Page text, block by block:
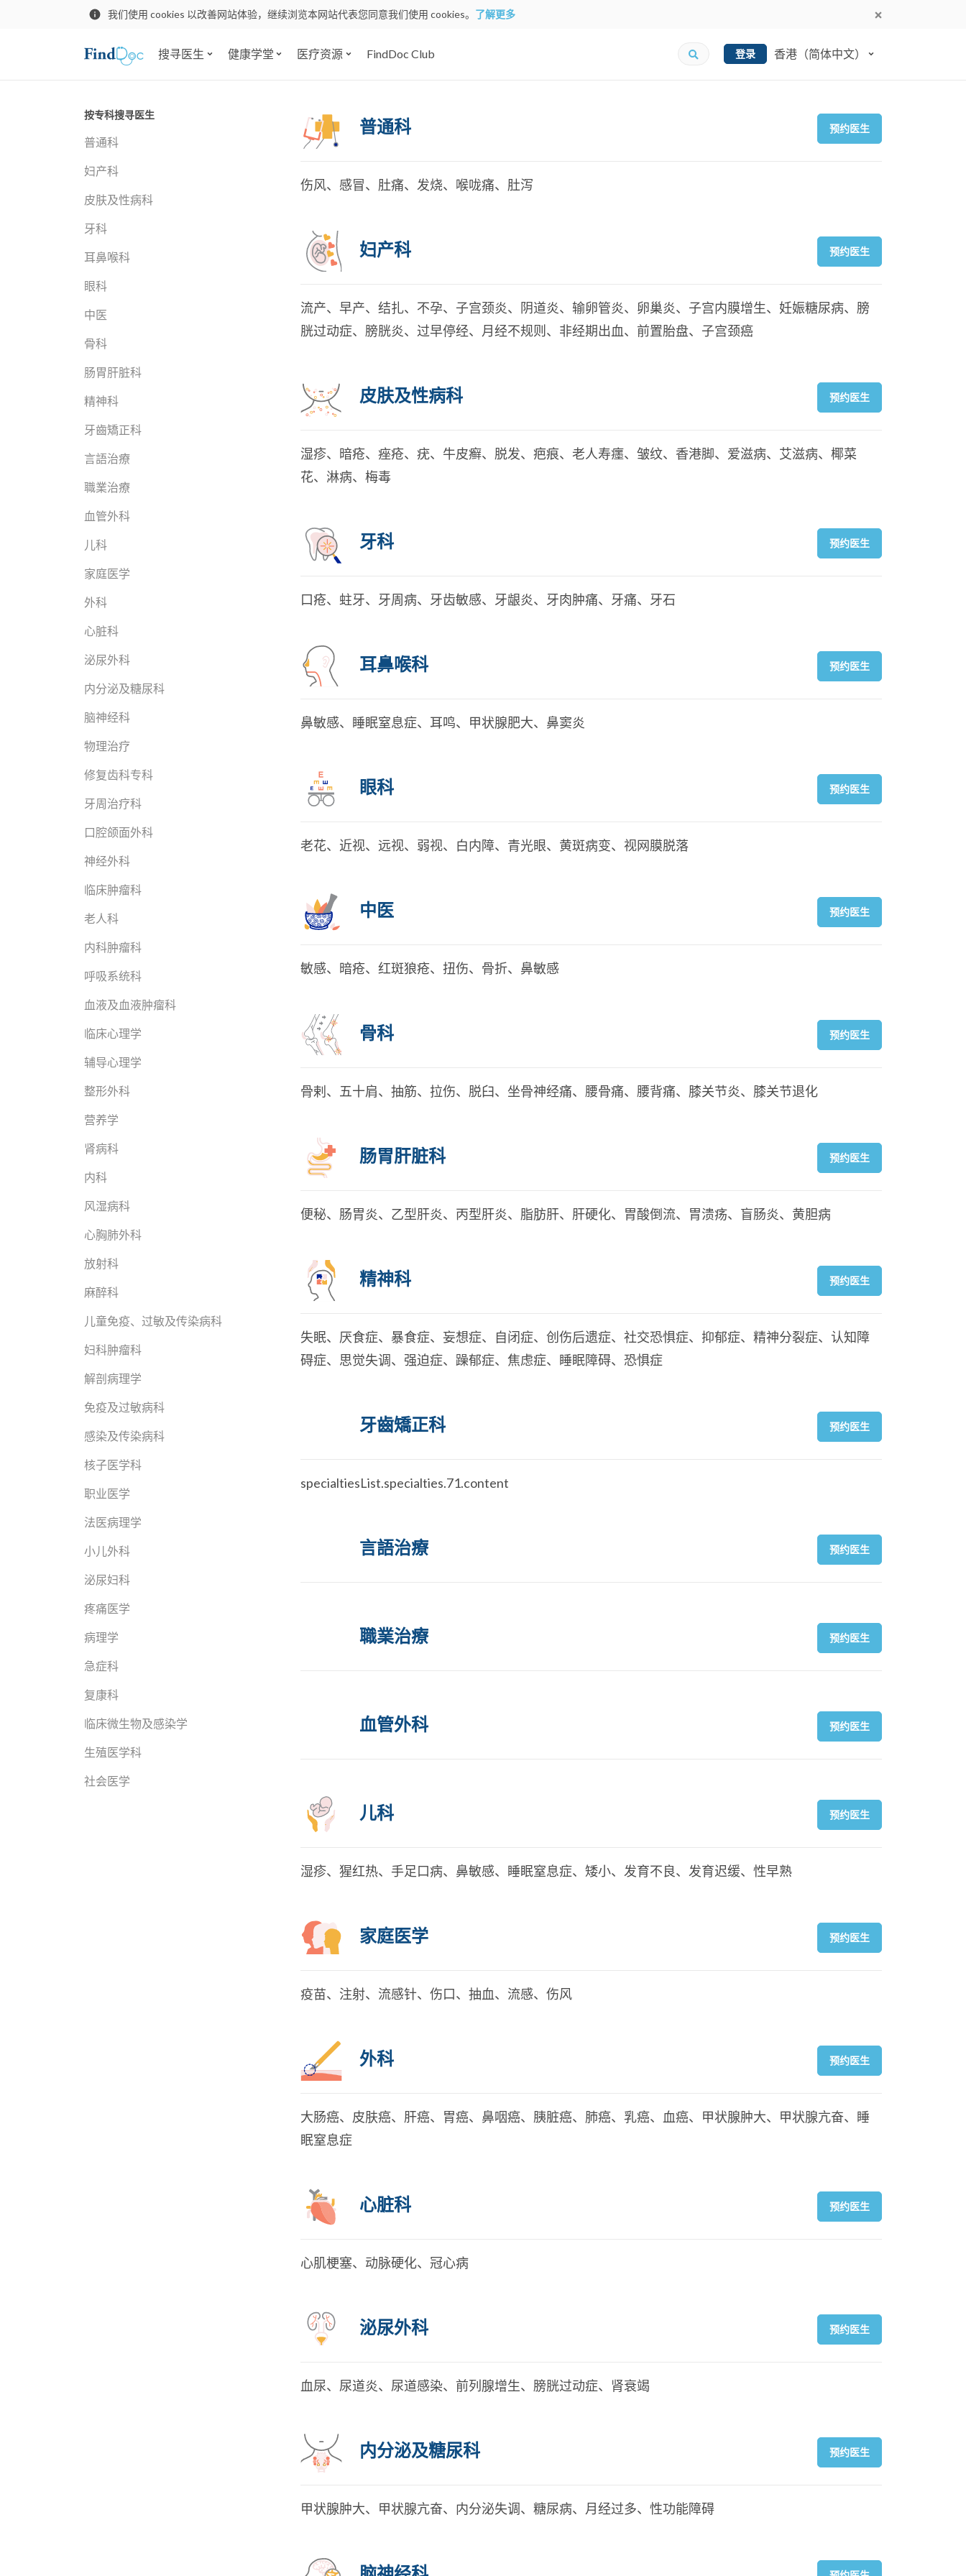
我们使用 cookies 以改善网站体验，继续浏览本网站代表您同意我们使用 cookies。 了解更多
搜寻医生 健康学堂 医疗资源 FindDoc Club 登录 香港（简体中文）
按专科搜寻医生
普通科
妇产科
皮肤及性病科
牙科
耳鼻喉科
眼科
中医
骨科
肠胃肝脏科
精神科
牙齒矯正科
言語治療
職業治療
血管外科
儿科
家庭医学
外科
心脏科
泌尿外科
内分泌及糖尿科
脑神经科
物理治疗
修复齿科专科
牙周治疗科
口腔颌面外科
神经外科
临床肿瘤科
老人科
内科肿瘤科
呼吸系统科
血液及血液肿瘤科
临床心理学
辅导心理学
整形外科
营养学
肾病科
内科
风湿病科
心胸肺外科
放射科
麻醉科
儿童免疫、过敏及传染病科
妇科肿瘤科
解剖病理学
免疫及过敏病科
感染及传染病科
核子医学科
职业医学
法医病理学
小儿外科
泌尿妇科
疼痛医学
病理学
急症科
复康科
临床微生物及感染学
生殖医学科
社会医学
普通科 预约医生
伤风、感冒、肚痛、发烧、喉咙痛、肚泻
妇产科 预约医生
流产、早产、结扎、不孕、子宫颈炎、阴道炎、输卵管炎、卵巢炎、子宫内膜增生、妊娠糖尿病、膀
胱过动症、膀胱炎、过早停经、月经不规则、非经期出血、前置胎盘、子宫颈癌
皮肤及性病科 预约医生
湿疹、暗疮、痤疮、疣、牛皮癣、脱发、疤痕、老人寿癦、皱纹、香港脚、爱滋病、艾滋病、椰菜
花、淋病、梅毒
牙科 预约医生
口疮、蛀牙、牙周病、牙齿敏感、牙龈炎、牙肉肿痛、牙痛、牙石
耳鼻喉科 预约医生
鼻敏感、睡眠窒息症、耳鸣、甲状腺肥大、鼻窦炎
眼科 预约医生
老花、近视、远视、弱视、白内障、青光眼、黄斑病变、视网膜脱落
中医 预约医生
敏感、暗疮、红斑狼疮、扭伤、骨折、鼻敏感
骨科 预约医生
骨剌、五十肩、抽筋、拉伤、脱臼、坐骨神经痛、腰骨痛、腰背痛、膝关节炎、膝关节退化
肠胃肝脏科 预约医生
便秘、肠胃炎、乙型肝炎、丙型肝炎、脂肪肝、肝硬化、胃酸倒流、胃溃疡、盲肠炎、黄胆病
精神科 预约医生
失眠、厌食症、暴食症、妄想症、自闭症、创伤后遗症、社交恐惧症、抑郁症、精神分裂症、认知障
碍症、思觉失调、强迫症、躁郁症、焦虑症、睡眠障碍、恐惧症
牙齒矯正科 预约医生
specialtiesList.specialties.71.content
言語治療 预约医生
職業治療 预约医生
血管外科 预约医生
儿科 预约医生
湿疹、猩红热、手足口病、鼻敏感、睡眠窒息症、矮小、发育不良、发育迟缓、性早熟
家庭医学 预约医生
疫苗、注射、流感针、伤口、抽血、流感、伤风
外科 预约医生
大肠癌、皮肤癌、肝癌、胃癌、鼻咽癌、胰脏癌、肺癌、乳癌、血癌、甲状腺肿大、甲状腺亢奋、睡
眠窒息症
心脏科 预约医生
心肌梗塞、动脉硬化、冠心病
泌尿外科 预约医生
血尿、尿道炎、尿道感染、前列腺增生、膀胱过动症、肾衰竭
内分泌及糖尿科 预约医生
甲状腺肿大、甲状腺亢奋、内分泌失调、糖尿病、月经过多、性功能障碍